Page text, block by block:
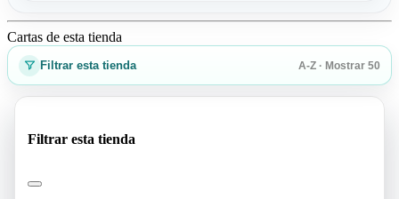
Cartas de esta tienda
Filtrar esta tienda A-Z · Mostrar 50
Filtrar esta tienda